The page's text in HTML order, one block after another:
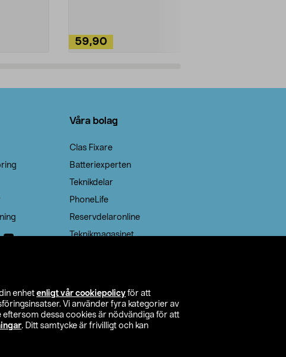
enhet enligt vår cookiepolicy för att
Vi använder fyra kategorier av
eftersom dessa cookies är nödvändiga för att
. Ditt samtycke är frivilligt och kan
59,90
Våra bolag
Clas Fixare
Batteriexperten
Teknikdelar
PhoneLife
Reservdelaronline
Teknikmagasinet